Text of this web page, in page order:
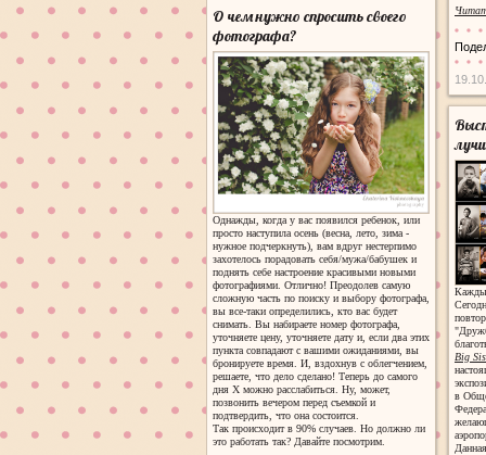
О чем нужно спросить своего
фотографа?
Однажды, когда у вас появился ребенок, или
просто наступила осень (весна, лето, зима -
нужное подчеркнуть), вам вдруг нестерпимо
захотелось порадовать себя/мужа/бабушек и
поднять себе настроение красивыми новыми
фотографиями. Отлично! Преодолев самую
сложную часть по поиску и выбору фотографа,
вы все-таки определились, кто вас будет
снимать. Вы набираете номер фотографа,
уточняете цену, уточняете дату и, если два этих
пункта совпадают с вашими ожиданиями, вы
бронируете время. И, вздохнув с облегчением,
решаете, что дело сделано! Теперь до самого
дня Х можно расслабиться. Ну, может,
позвонить вечером перед съемкой и
подтвердить, что она состоится.
Так происходит в 90% случаев. Но должно ли
это работать так? Давайте посмотрим.
Big
в